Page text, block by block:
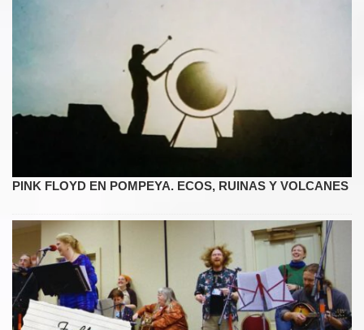
PINK FLOYD EN POMPEYA. ECOS, RUINAS Y VOLCANES